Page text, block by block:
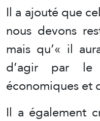
Il a ajouté que
nous devons
mais qu’« il
d’agir par le
économiques et
Il a également